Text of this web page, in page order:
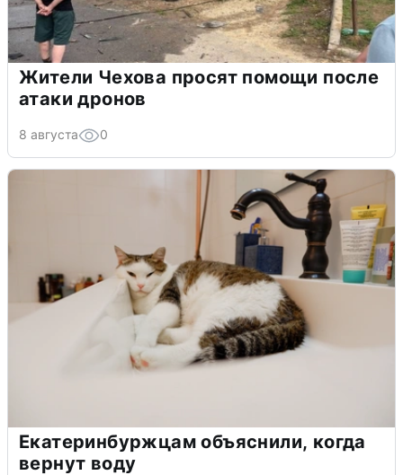
Жители Чехова просят помощи после
атаки дронов
8 августа 0
Екатеринбуржцам объяснили, когда
вернут воду